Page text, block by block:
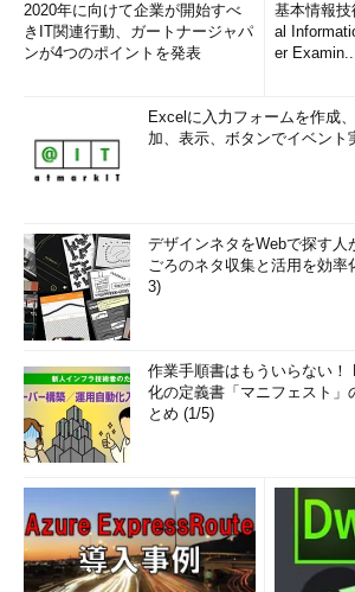
2020年に向けて企業が開始すべ
きIT関連行動、ガートナージャパ
ンが4つのポイントを発表
基本情報
al
er
Excelに入力フォームを作成
加、表示、ボタンでイベント
デザインネタをWebで探す人
ごろのネタ収集と活用を効率
3)
作業手順書はもういらない！
化の定義書「マニフェスト」
とめ (1/5)